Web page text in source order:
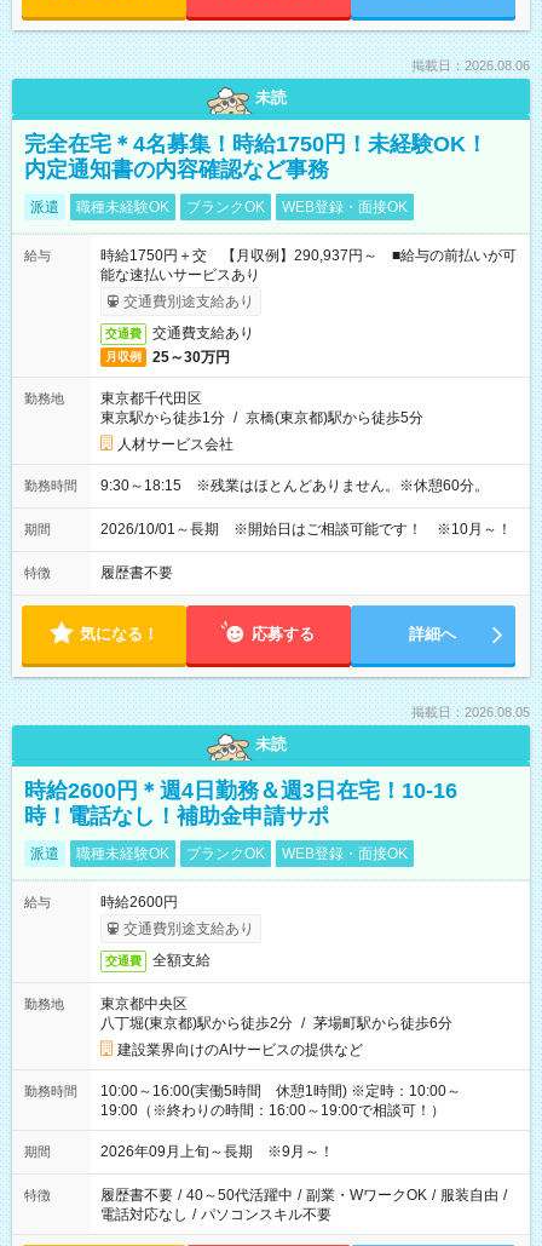
掲載日：2026.08.06
未読
完全在宅＊4名募集！時給1750円！未経験OK！
内定通知書の内容確認など事務
派遣 職種未経験OK ブランクOK WEB登録・面接OK
給与
時給1750円＋交 【月収例】290,937円～ ■給与の前払いが可
能な速払いサービスあり
交通費別途支給あり
交通費 交通費支給あり
月収例 25～30万円
勤務地
東京都千代田区
東京駅から徒歩1分 / 京橋(東京都)駅から徒歩5分
人材サービス会社
勤務時間 9:30～18:15 ※残業はほとんどありません。※休憩60分。
期間 2026/10/01～長期 ※開始日はご相談可能です！ ※10月～！
特徴 履歴書不要
気になる！ 応募する 詳細へ
掲載日：2026.08.05
未読
時給2600円＊週4日勤務＆週3日在宅！10-16
時！電話なし！補助金申請サポ
派遣 職種未経験OK ブランクOK WEB登録・面接OK
給与
時給2600円
交通費別途支給あり
交通費 全額支給
勤務地
東京都中央区
八丁堀(東京都)駅から徒歩2分 / 茅場町駅から徒歩6分
建設業界向けのAIサービスの提供など
勤務時間
10:00～16:00(実働5時間 休憩1時間) ※定時：10:00～
19:00（※終わりの時間：16:00～19:00で相談可！）
期間 2026年09月上旬～長期 ※9月～！
特徴 履歴書不要 / 40～50代活躍中 / 副業・WワークOK / 服装自由 /
電話対応なし / パソコンスキル不要